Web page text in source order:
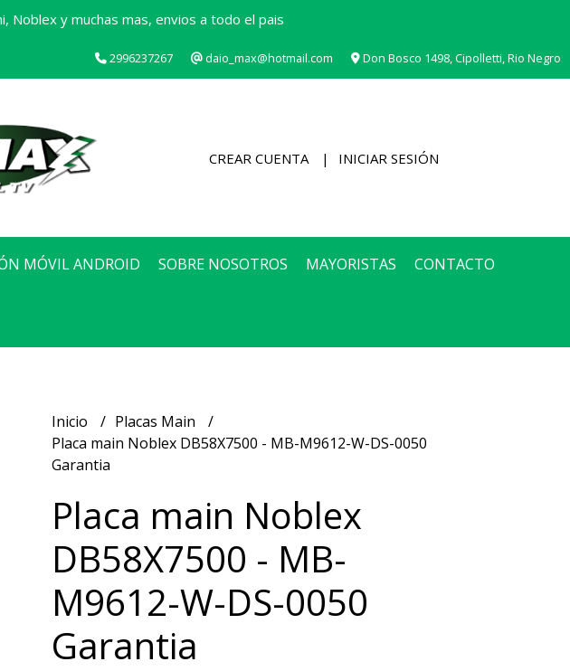
Noblex y muchas mas, envios a todo el pais
2996237267 daio_max@hotmail.com Don Bosco 1498, Cipolletti, Rio Negro
CREAR CUENTA INICIAR SESIÓN
MÓVIL ANDROID SOBRE NOSOTROS MAYORISTAS CONTACTO
Inicio
Placas Main
Placa main Noblex DB58X7500 - MB-M9612-W-DS-0050
Garantia
Placa main Noblex
DB58X7500 - MB-
M9612-W-DS-0050
Garantia